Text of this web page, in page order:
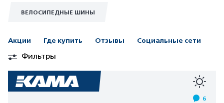
ВЕЛОСИПЕДНЫЕ ШИНЫ
Акции Где купить Отзывы Социальные сети
Фильтры
6